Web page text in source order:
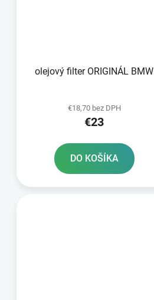
olejový filter ORIGINÁL BMW
€18,70 bez DPH
€23
DO KOŠÍKA